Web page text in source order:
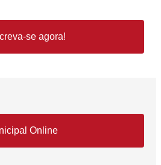
se agora!
Online